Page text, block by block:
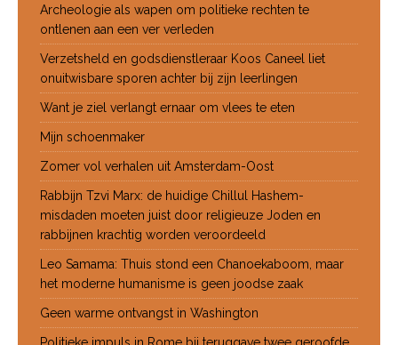
Archeologie als wapen om politieke rechten te
ontlenen aan een ver verleden
Verzetsheld en godsdienstleraar Koos Caneel liet
onuitwisbare sporen achter bij zijn leerlingen
Want je ziel verlangt ernaar om vlees te eten
Mijn schoenmaker
Zomer vol verhalen uit Amsterdam-Oost
Rabbijn Tzvi Marx: de huidige Chillul Hashem-
misdaden moeten juist door religieuze Joden en
rabbijnen krachtig worden veroordeeld
Leo Samama: Thuis stond een Chanoekaboom, maar
het moderne humanisme is geen joodse zaak
Geen warme ontvangst in Washington
Politieke impuls in Rome bij teruggave twee geroofde